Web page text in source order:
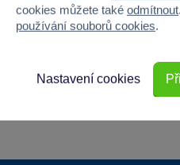
Hloubka
cookies můžete také odmítnout
používání souborů cookies.
Nastavení cookies